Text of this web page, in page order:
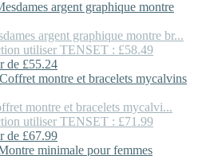
argent graphique montre br...
utiliser TENSET : £58.49
de £55.24
montre et bracelets mycalvi...
utiliser TENSET : £71.99
de £67.99